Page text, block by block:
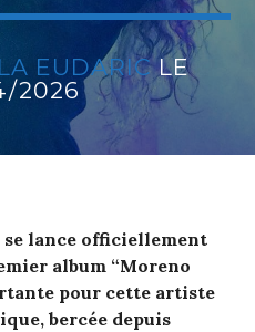
EUDARICLE
2026
se lance officiellement
album “Moreno
pour cette artiste
bercée depuis